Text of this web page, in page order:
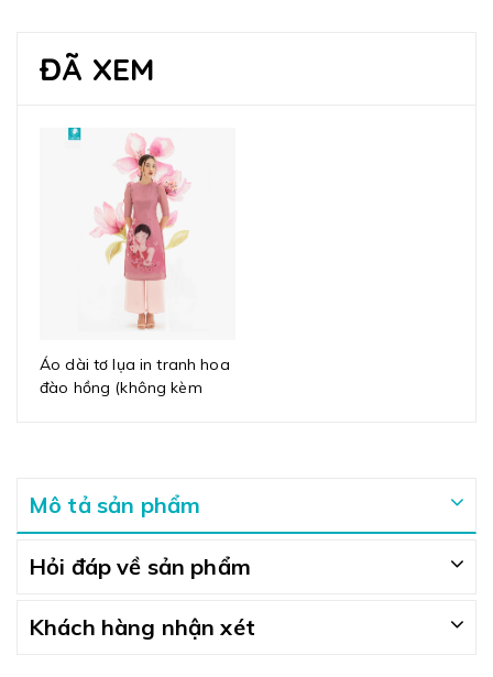
ĐÃ XEM
Áo dài tơ lụa in tranh hoa
đào hồng (không kèm
Mô tả sản phẩm
Hỏi đáp về sản phẩm
Khách hàng nhận xét